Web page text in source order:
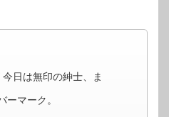
日は無印の紳士、ま
ーマーク。